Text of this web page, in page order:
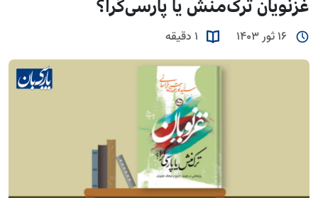
غزنویان ترک‌منش یا پارسی‌گرا؟
16 ثور 1403 1 دقیقه